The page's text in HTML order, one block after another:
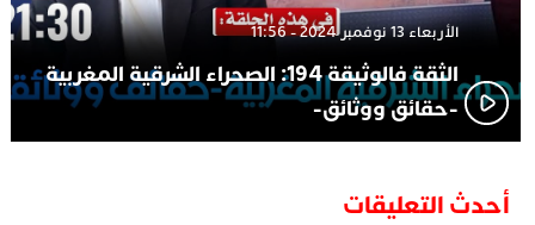
الأربعاء 13 نوفمبر 2024 - 11:56
الثقة فالوثيقة 194: الصحراء الشرقية المغربية
-حقائق ووثائق-
أحدث التعليقات